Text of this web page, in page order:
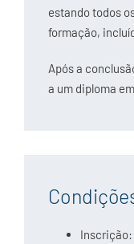
estando todos
formação,
Após a
a um diploma
Inscrição: